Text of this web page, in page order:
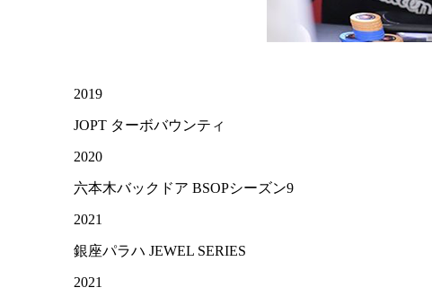
2019
JOPT ターボバウンティ
2020
六本木バックドア BSOPシーズン9
2021
銀座パラハ JEWEL SERIES
2021